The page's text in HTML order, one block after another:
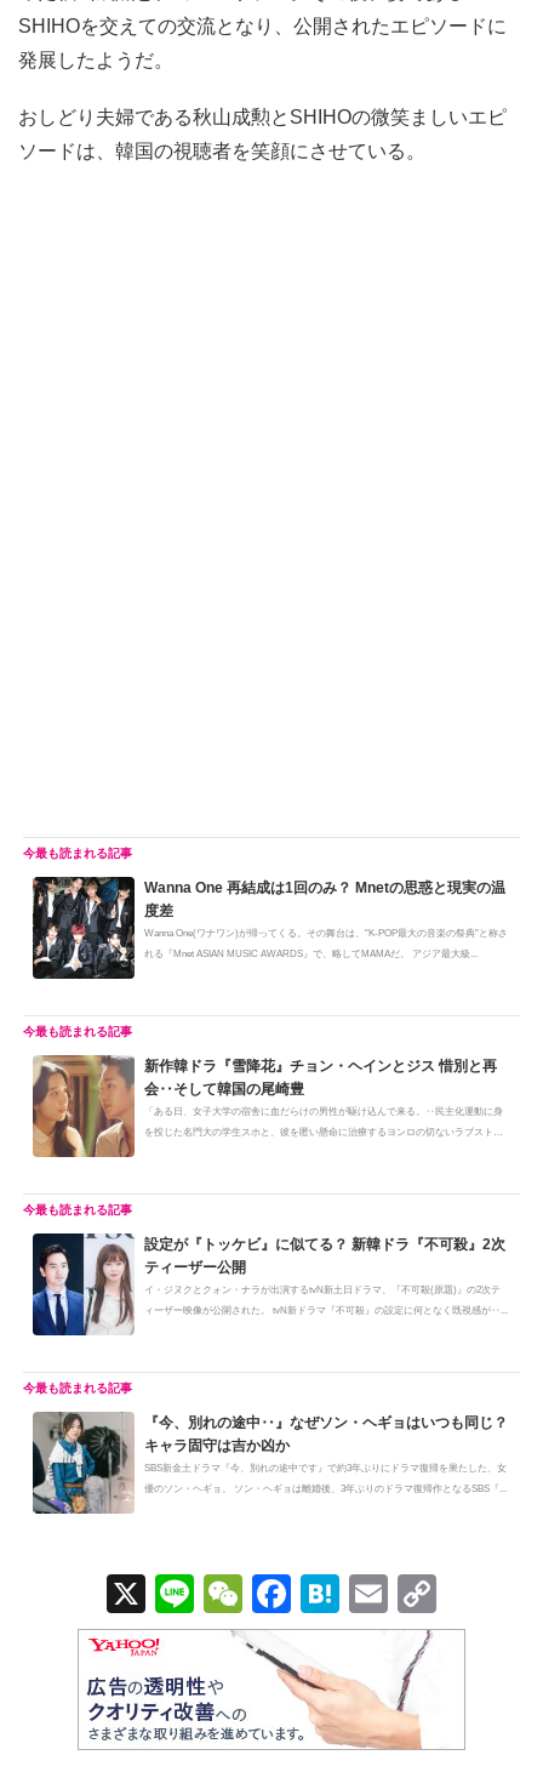
SHIHOを交えての交流となり、公開されたエピソードに
発展したようだ。
おしどり夫婦である秋山成勲とSHIHOの微笑ましいエピ
ソードは、韓国の視聴者を笑顔にさせている。
Wanna One 再結成は1回のみ？ Mnetの思惑と現実の温
度差
Wanna One(ワナワン)が帰ってくる。その舞台は、"K-POP最大の音楽の祭典"と称さ
れる『Mnet ASIAN MUSIC AWARDS』で、略してMAMAだ。 アジア最大級...
新作韓ドラ『雪降花』チョン・ヘインとジス 惜別と再
会‥そして韓国の尾崎豊
「ある日、女子大学の宿舎に血だらけの男性が駆け込んで来る。‥民主化運動に身
を投じた名門大の学生スホと、彼を匿い懸命に治療するヨンロの切ないラブスト
設定が『トッケビ』に似てる？ 新韓ドラ『不可殺』2次
ティーザー公開
イ・ジヌクとクォン・ナラが出演するtvN新土日ドラマ、『不可殺(原題)』の2次テ
ィーザー映像が公開された。 tvN新ドラマ『不可殺』の設定に何となく既視感が‥...
『今、別れの途中‥』なぜソン・ヘギョはいつも同じ？
キャラ固守は吉か凶か
SBS新金土ドラマ『今、別れの途中です』で約3年ぶりにドラマ復帰を果たした、女
優のソン・ヘギョ。 ソン・ヘギョは離婚後、3年ぶりのドラマ復帰作となるSBS『...
X Li
n
e
W
e
C
at
F
a
c
e
b
H
at
e
n
a
E
m
ail
o
Li